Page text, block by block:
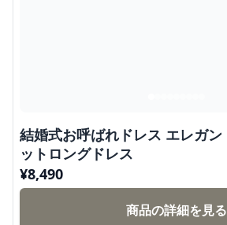
結婚式お呼ばれドレス エレガントVネックベルベ
ットロングドレス
¥8,490
商品の詳細を見る